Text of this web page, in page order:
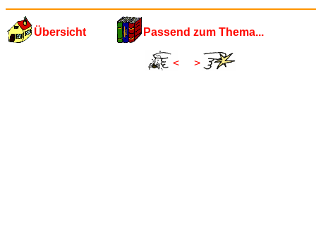
Übersicht Passend zum Thema...
< >